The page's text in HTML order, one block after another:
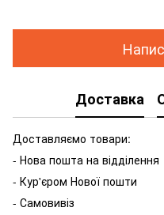
Доставка
Доставляємо товари:
- Нова пошта на відділення
- Кур'єром Нової пошти
- Самовивіз